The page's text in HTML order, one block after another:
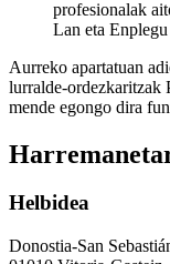
profesionalak
Lan eta
Aurreko apartatuan
lurralde-ordezkaritzak
mende egongo dira
Helbidea
Donostia-San